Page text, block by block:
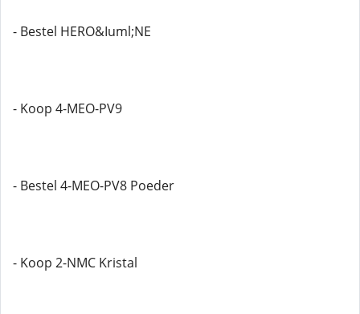
- Bestel HERO&Iuml;NE
- Koop 4-MEO-PV9
- Bestel 4-MEO-PV8 Poeder
- Koop 2-NMC Kristal